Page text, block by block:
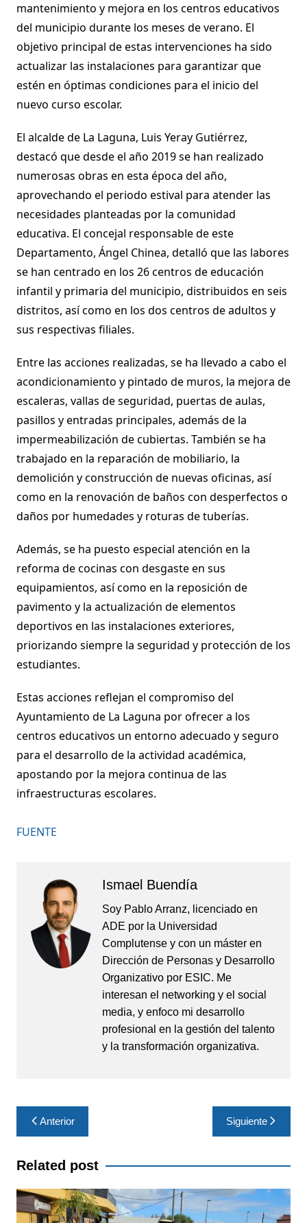
mantenimiento y mejora en los centros educativos
del municipio durante los meses de verano. El
objetivo principal de estas intervenciones ha sido
actualizar las instalaciones para garantizar que
estén en óptimas condiciones para el inicio del
nuevo curso escolar.
El alcalde de La Laguna, Luis Yeray Gutiérrez,
destacó que desde el año 2019 se han realizado
numerosas obras en esta época del año,
aprovechando el periodo estival para atender las
necesidades planteadas por la comunidad
educativa. El concejal responsable de este
Departamento, Ángel Chinea, detalló que las labores
se han centrado en los 26 centros de educación
infantil y primaria del municipio, distribuidos en seis
distritos, así como en los dos centros de adultos y
sus respectivas filiales.
Entre las acciones realizadas, se ha llevado a cabo el
acondicionamiento y pintado de muros, la mejora de
escaleras, vallas de seguridad, puertas de aulas,
pasillos y entradas principales, además de la
impermeabilización de cubiertas. También se ha
trabajado en la reparación de mobiliario, la
demolición y construcción de nuevas oficinas, así
como en la renovación de baños con desperfectos o
daños por humedades y roturas de tuberías.
Además, se ha puesto especial atención en la
reforma de cocinas con desgaste en sus
equipamientos, así como en la reposición de
pavimento y la actualización de elementos
deportivos en las instalaciones exteriores,
priorizando siempre la seguridad y protección de los
estudiantes.
Estas acciones reflejan el compromiso del
Ayuntamiento de La Laguna por ofrecer a los
centros educativos un entorno adecuado y seguro
para el desarrollo de la actividad académica,
apostando por la mejora continua de las
infraestructuras escolares.
FUENTE
Ismael Buendía
Soy Pablo Arranz, licenciado en
ADE por la Universidad
Complutense y con un máster en
Dirección de Personas y Desarrollo
Organizativo por ESIC. Me
interesan el networking y el social
media, y enfoco mi desarrollo
profesional en la gestión del talento
y la transformación organizativa.
Navegación
de
entradas
Anterior Siguiente
Related post